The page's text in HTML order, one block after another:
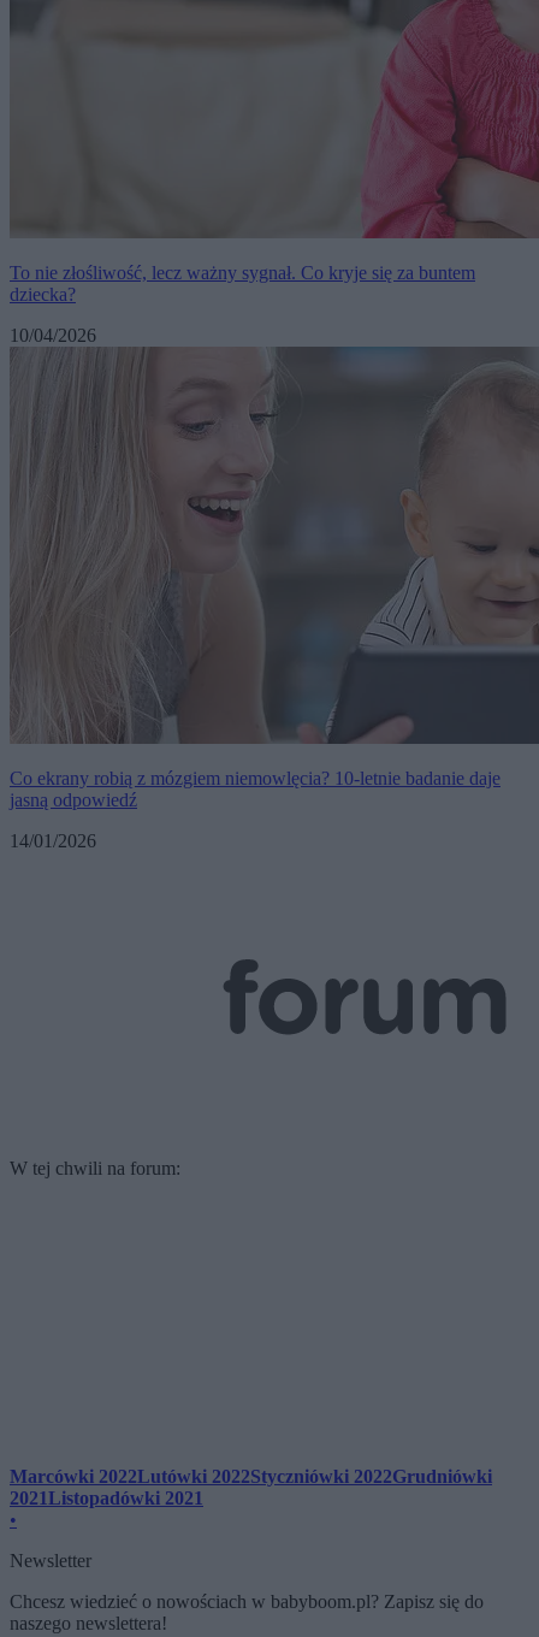
To nie złośliwość, lecz ważny sygnał. Co kryje się za buntem
dziecka?
10/04/2026
Co ekrany robią z mózgiem niemowlęcia? 10-letnie badanie daje
jasną odpowiedź
14/01/2026
W tej chwili na forum:
Marcówki 2022Lutówki 2022Styczniówki 2022Grudniówki
2021Listopadówki 2021
•
Newsletter
Chcesz wiedzieć o nowościach w babyboom.pl? Zapisz się do
naszego newslettera!